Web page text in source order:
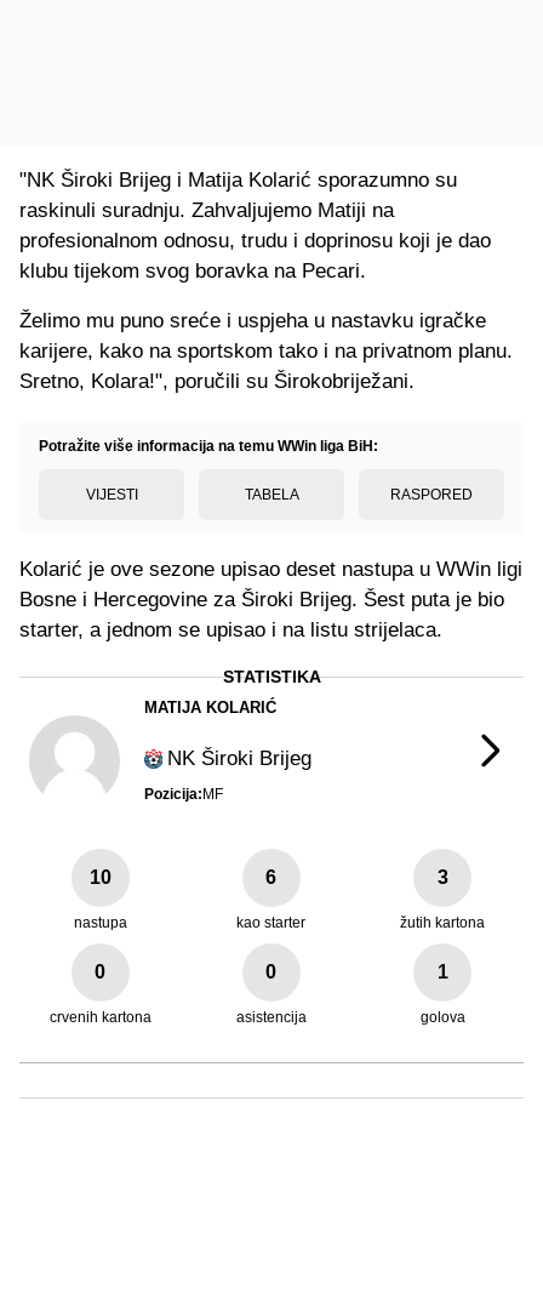
"NK Široki Brijeg i Matija Kolarić sporazumno su
raskinuli suradnju. Zahvaljujemo Matiji na
profesionalnom odnosu, trudu i doprinosu koji je dao
klubu tijekom svog boravka na Pecari.
Želimo mu puno sreće i uspjeha u nastavku igračke
karijere, kako na sportskom tako i na privatnom planu.
Sretno, Kolara!", poručili su Širokobriježani.
Potražite više informacija na temu WWin liga BiH:
VIJESTI TABELA RASPORED
Kolarić je ove sezone upisao deset nastupa u WWin ligi
Bosne i Hercegovine za Široki Brijeg. Šest puta je bio
starter, a jednom se upisao i na listu strijelaca.
MATIJA KOLARIĆ
NK Široki Brijeg
Pozicija: MF
STATISTIKA
10
nastupa
6
kao starter
3
žutih kartona
0
crvenih kartona
0
asistencija
1
golova